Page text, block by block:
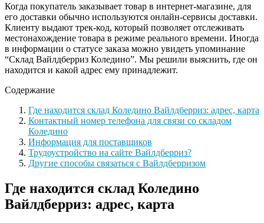
Когда покупатель заказывает товар в интернет-магазине, для
его доставки обычно используются онлайн-сервисы доставки.
Клиенту выдают трек-код, который позволяет отслеживать
местонахождение товара в режиме реального времени. Иногда
в информации о статусе заказа можно увидеть упоминание
“Склад Вайлдберриз Коледино”. Мы решили выяснить, где он
находится и какой адрес ему принадлежит.
Содержание
Где находится склад Коледино Вайлдберриз: адрес, карта
Контактный номер телефона для связи со складом
Коледино
Информация для поставщиков
Трудоустройство на сайте Вайлдберриз?
Другие способы связаться с Вайлдберризом
Где находится склад Коледино
Вайлдберриз: адрес, карта